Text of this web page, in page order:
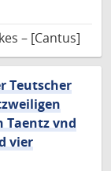
– [Cantus]
Teutscher
Taentz vnd
vier